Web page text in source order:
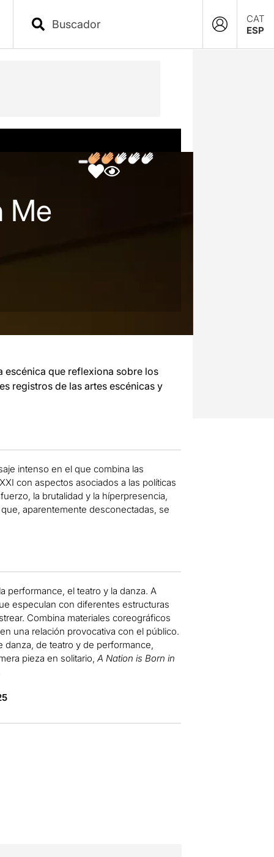
CAT
ESP
Me
escénica que reflexiona sobre los
registros de las artes escénicas y
intenso en el que combina las
con aspectos asociados a las políticas
la brutalidad y la híperpresencia,
aparentemente desconectadas, se
performance, el teatro y la danza. A
especulan con diferentes estructuras
Combina materiales coreográficos
una relación provocativa con el público.
de teatro y de performance,
pieza en solitario, A Nation is Born in